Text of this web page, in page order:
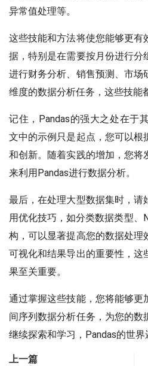
异常值处理等。
这些技能和方法将使您能够更有
据，特别是在需要按月份进行分
进行财务分析、销售预测、市场
维度的数据分析任务，这些技能
记住，Pandas的强大之处在于
文中的示例只是起点，您可以根
和创新。随着实践的增加，您将
来利用Pandas进行数据分析。
最后，在处理大型数据集时，请
用优化技巧，如分类数据类型、
构，可以显著提高您的数据处理
可视化和结果导出的重要性，这
果至关重要。
通过掌握这些技能，您将能够更
间序列数据分析任务，为您的数
继续探索和学习，Pandas的世界
上一篇